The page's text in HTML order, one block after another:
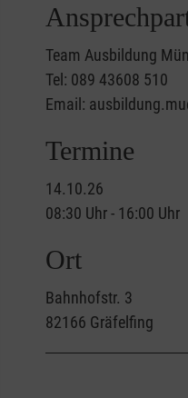
Team Ausbildung
Tel: 089 43608 510
Email:
Termine
14.10.26
08:30 Uhr - 16:00 Uhr
Ort
Bahnhofstr. 3
82166 Gräfelfing